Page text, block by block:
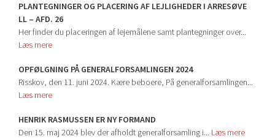
PLANTEGNINGER OG PLACERING AF LEJLIGHEDER I ARRESØVE
LL – AFD. 26
Her finder du placeringen af lejemålene samt plantegninger over...
Læs mere
OPFØLGNING PÅ GENERALFORSAMLINGEN 2024
Risskov, den 11. juni 2024. Kære beboere, På generalforsamlingen...
Læs mere
HENRIK RASMUSSEN ER NY FORMAND
Den 15. maj 2024 blev der afholdt generalforsamling i... Læs mere